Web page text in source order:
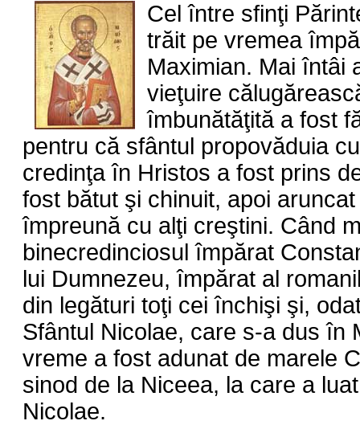
Cel între sfinţi
trăit pe vremea
Maximian. Mai întâi
vieţuire
îmbunătăţită a fost
pentru că sfântul propovăduia
credinţa în Hristos a fost prins
fost bătut şi chinuit, apoi
împreună cu alţi creştini. Când
binecredinciosul împărat
lui Dumnezeu, împărat al
din legături toţi cei închişi şi,
Sfântul Nicolae, care s-a dus în
vreme a fost adunat de marele
sinod de la Niceea, la care a
Nicolae.